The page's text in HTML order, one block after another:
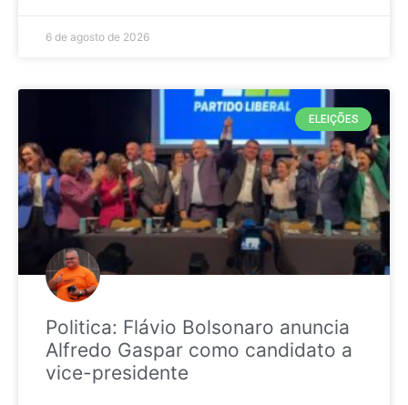
6 de agosto de 2026
ELEIÇÕES
Politica: Flávio Bolsonaro anuncia
Alfredo Gaspar como candidato a
vice-presidente